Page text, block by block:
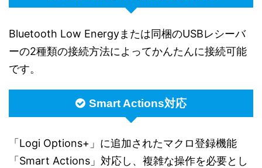
Bluetooth Low Energyまたは同梱のUSBレシーバ
ーの2種類の接続方法によってかんたんに接続可能
です。
Smart Actions対応
「Logi Options+」に追加されたマクロ登録機能
「Smart Actions」対応し、複雑な操作を必要とし